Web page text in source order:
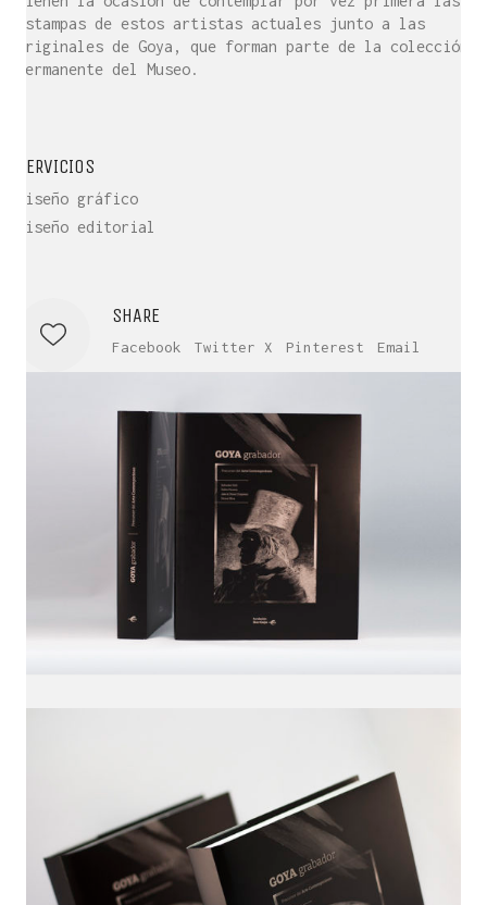
estampas de estos artistas actuales junto a las
originales de Goya, que forman parte de la colección
permanente del Museo.
SERVICIOS
Diseño gráfico
Diseño editorial
SHARE
Facebook Twitter X Pinterest Email